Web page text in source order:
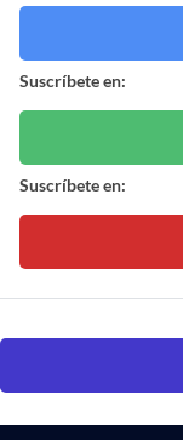
Suscríbete en:
Suscríbete en: